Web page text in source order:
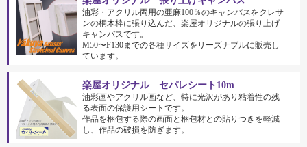
油彩・アクリル両用の亜麻100％のキャンバスをクレサ
ンの桐木枠に張り込んだ、楽屋オリジナルの張り上げ
キャンバスです。
M50〜F130までの各種サイズをリーズナブルに販売し
ています。
楽屋オリジナル セパレシート10m
油彩画やアクリル画など、特に光沢があり粘着性の残
る表面の保護用シートです。
作品を梱包する際の画面と梱包材との貼りつきを軽減
し、作品の破損を防ぎます。